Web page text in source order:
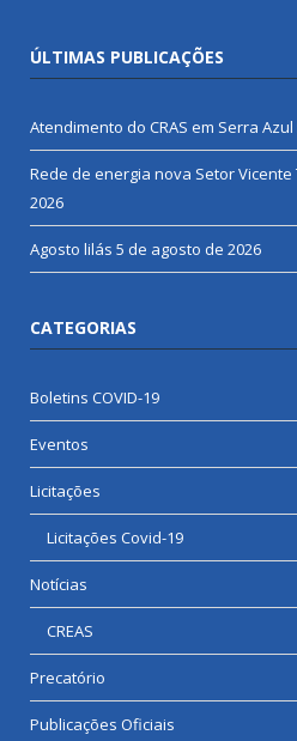
ÚLTIMAS PUBLICAÇÕES
Atendimento do CRAS em Serra Azul
Rede de energia nova Setor Vicente
2026
Agosto lilás 5 de agosto de 2026
CATEGORIAS
Boletins COVID-19
Eventos
Licitações
Licitações Covid-19
Notícias
CREAS
Precatório
Publicações Oficiais